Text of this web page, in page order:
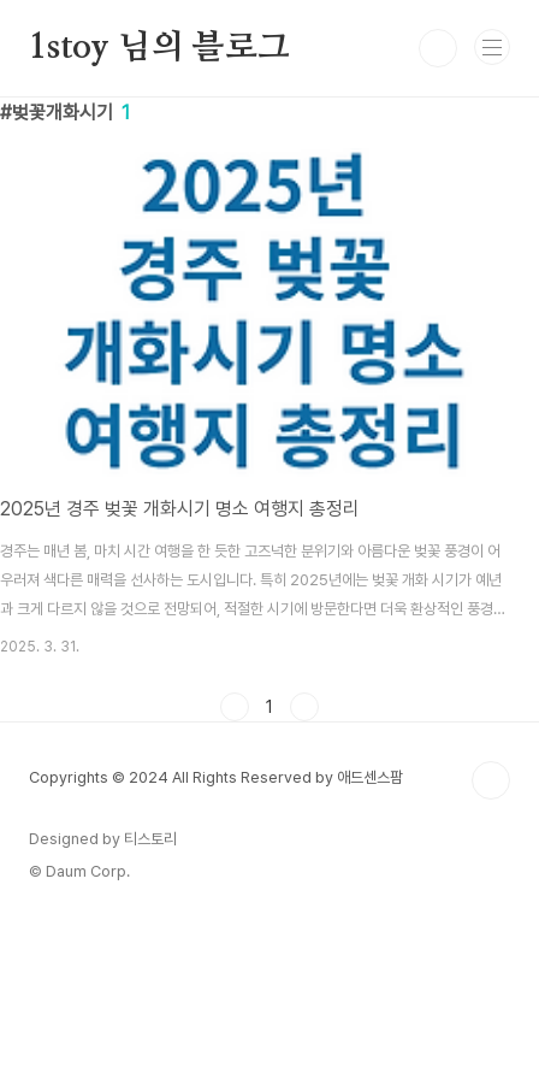
1stoy 님의 블로그
벚꽃개화시기 1
2025년 경주 벚꽃 개화시기 명소 여행지 총정리
경주는 매년 봄, 마치 시간 여행을 한 듯한 고즈넉한 분위기와 아름다운 벚꽃 풍경이 어
우러져 색다른 매력을 선사하는 도시입니다. 특히 2025년에는 벚꽃 개화 시기가 예년
과 크게 다르지 않을 것으로 전망되어, 적절한 시기에 방문한다면 더욱 환상적인 풍경을
만끽할 수 있을 텐데요. 이번 글에서는 2025년 경주 벚꽃 개화시기 명소 여행지 총정리
고, 4월 초(3~7일경..
2025. 3. 31.
1
Copyrights © 2024 All Rights Reserved by 애드센스팜
Designed by 티스토리
© Daum Corp.